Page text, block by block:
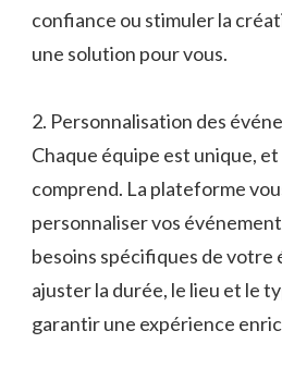
confiance ou stimuler la
une solution pour vous.
2. Personnalisation des
Chaque équipe est unique,
comprend. La plateforme
personnaliser vos
besoins spécifiques de votre
ajuster la durée, le lieu et le
garantir une expérience